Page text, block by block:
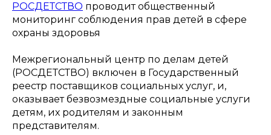
РОСДЕТСТВО проводит общественный
мониторинг соблюдения прав детей в сфере
охраны здоровья
Межрегиональный центр по делам детей
(РОСДЕТСТВО) включен в Государственный
реестр поставщиков социальных услуг, и,
оказывает безвозмездные социальные услуги
детям, их родителям и законным
представителям.